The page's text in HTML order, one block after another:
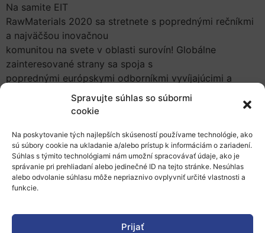
Spravujte súhlas so súbormi
cookie
Na poskytovanie tých najlepších skúseností používame technológie, ako
sú súbory cookie na ukladanie a/alebo prístup k informáciám o zariadení.
Súhlas s týmito technológiami nám umožní spracovávať údaje, ako je
správanie pri prehliadaní alebo jedinečné ID na tejto stránke. Nesúhlas
alebo odvolanie súhlasu môže nepriaznivo ovplyvniť určité vlastnosti a
funkcie.
Prijať
Na samite EIT
RawMaterials 2020 sa stretnete s poprednými rečníkmi
a najväčšou inovačnou
komunitou na svete v oblasti surovín! Globálne
zainteresované strany sa spoja s
poprednými európskymi odborníkmi vyvíjajúcimi a
zavádzajúcimi najnovšie
technológie, výrobky a služby pre udržateľnú
surovín v Európe.
Prepojenie vedy, technológií a inovácií v sektore
surovín pri prechode na zelenú energiu
cesty: inovácie, fórum o rizikových materiáloch EIT a
vzdelávanie, pričom niekoľko tematických stretnutí sa